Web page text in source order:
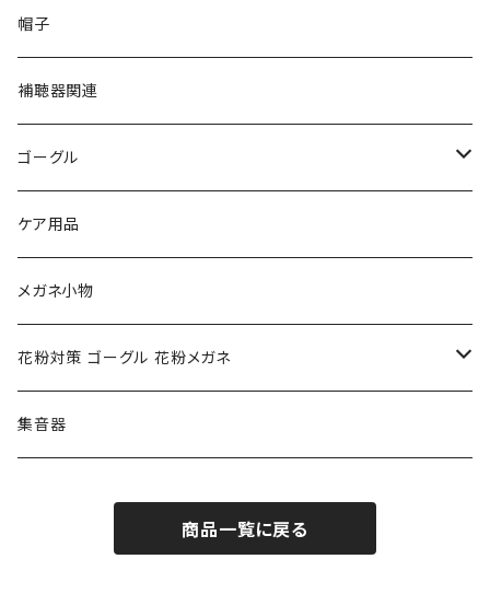
PAGE BOY ページボーイ
フルラ FURLA
トムフォード TOM FORD
NIKE ナイキ
クロエ chloe
ポリス POLICE
adidas アディダス
CHARME (シャルム)
VivienneWestwood ヴィヴィアン
FURLA フルラ
トムフォード TOM FORD
Oakley オークリー
renoma レノマ
RODEN STOCK ローデンストック
アーバンリサーチ URBAN RESEARCH
ポロ ラルフローレン Polo Ralph Lauren
エッシェンバッハ Eschenbach
PORSCHE DESIGN ポルシェデザイン
ルーペ
帽子
補聴器関連
ゴーグル
アックス AXE
花粉対策ゴーグル
度つき対応ゴーグル
コンバース CONVERSE
ケア用品
メガネ小物
花粉対策 ゴーグル 花粉メガネ
S-size
集音器
商品一覧に戻る